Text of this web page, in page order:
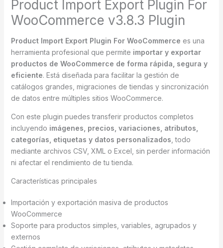
Product Import Export Plugin For
WooCommerce v3.8.3 Plugin
Product Import Export Plugin For WooCommerce es una
herramienta profesional que permite importar y exportar
productos de WooCommerce de forma rápida, segura y
eficiente. Está diseñada para facilitar la gestión de
catálogos grandes, migraciones de tiendas y sincronización
de datos entre múltiples sitios WooCommerce.
Con este plugin puedes transferir productos completos
incluyendo imágenes, precios, variaciones, atributos,
categorías, etiquetas y datos personalizados , todo
mediante archivos CSV, XML o Excel, sin perder información
ni afectar el rendimiento de tu tienda.
Características principales
Importación y exportación masiva de productos
WooCommerce
Soporte para productos simples, variables, agrupados y
externos